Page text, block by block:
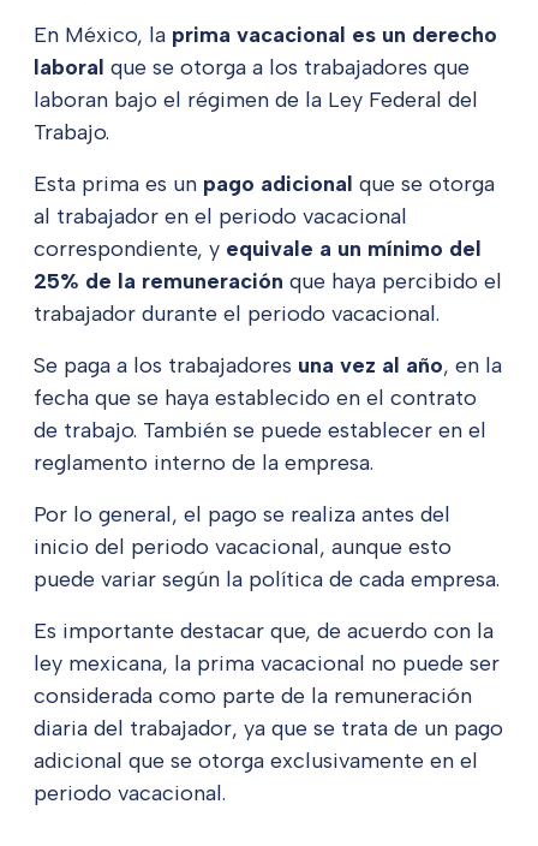
En México, la prima vacacional es un derecho
laboral que se otorga a los trabajadores que
laboran bajo el régimen de la Ley Federal del
Trabajo.
Esta prima es un pago adicional que se otorga
al trabajador en el periodo vacacional
correspondiente, y equivale a un mínimo del
25% de la remuneración que haya percibido el
trabajador durante el periodo vacacional.
Se paga a los trabajadores una vez al año, en la
fecha que se haya establecido en el contrato
de trabajo. También se puede establecer en el
reglamento interno de la empresa.
Por lo general, el pago se realiza antes del
inicio del periodo vacacional, aunque esto
puede variar según la política de cada empresa.
Es importante destacar que, de acuerdo con la
ley mexicana, la prima vacacional no puede ser
considerada como parte de la remuneración
diaria del trabajador, ya que se trata de un pago
adicional que se otorga exclusivamente en el
periodo vacacional.